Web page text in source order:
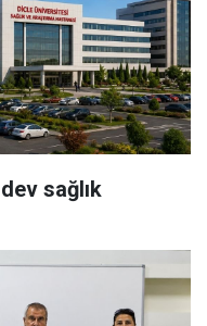
sağlık